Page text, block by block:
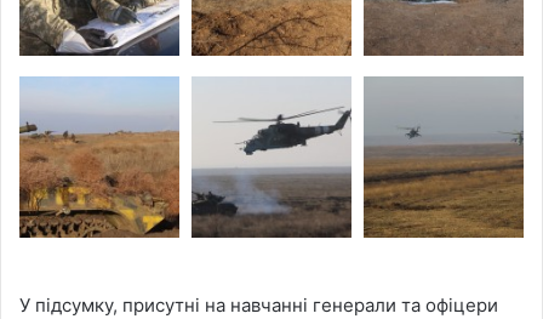
У підсумку, присутні на навчанні генерали та офіцери